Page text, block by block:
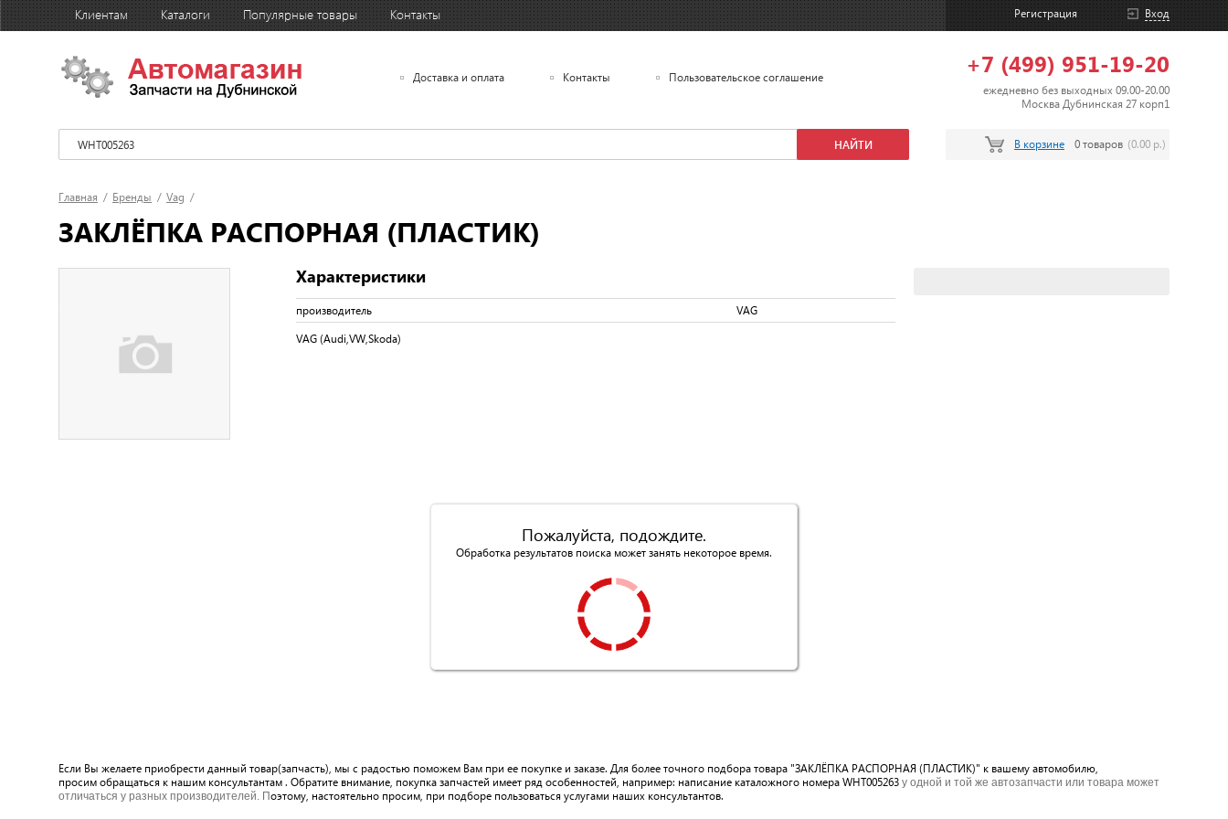
Клиентам Каталоги Популярные товары Контакты Вход
Регистрация
Доставка и оплата Контакты Пользовательское соглашение +7 (499) 951-19-20
ежедневно без выходных 09.00-20.00
Москва Дубнинская 27 корп1
В корзине 0 товаров (0.00 р.)
Главная / Бренды / Vag /
ЗАКЛЁПКА РАСПОРНАЯ (ПЛАСТИК)
Характеристики
производитель VAG
VAG (Audi,VW,Skoda)
Пожалуйста, подождите.
Обработка результатов поиска может занять некоторое время.
Если Вы желаете приобрести данный товар(запчасть), мы с радостью поможем Вам при ее покупке и заказе. Для более точного подбора товара "ЗАКЛЁПКА РАСПОРНАЯ (ПЛАСТИК)" к вашему автомобилю,
просим обращаться к нашим консультантам . Обратите внимание, покупка запчастей имеет ряд особенностей, например: написание каталожного номера WHT005263 у одной и той же автозапчасти или товара может
отличаться у разных производителей. Поэтому, настоятельно просим, при подборе пользоваться услугами наших консультантов.